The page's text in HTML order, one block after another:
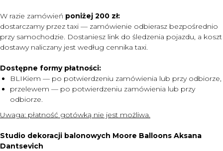
W razie zamówień poniżej 200 zł:
dostarczamy przez taxi — zamówienie odbierasz bezpośrednio
przy samochodzie. Dostaniesz link do śledzenia pojazdu, a koszt
dostawy naliczany jest według cennika taxi.
Dostępne formy płatności:
BLIKiem — po potwierdzeniu zamówienia lub przy odbiorze,
przelewem — po potwierdzeniu zamówienia lub przy
odbiorze.
Uwaga: płatność gotówką nie jest możliwa.
Studio dekoracji balonowych Moore Balloons Aksana
Dantsevich
MENU